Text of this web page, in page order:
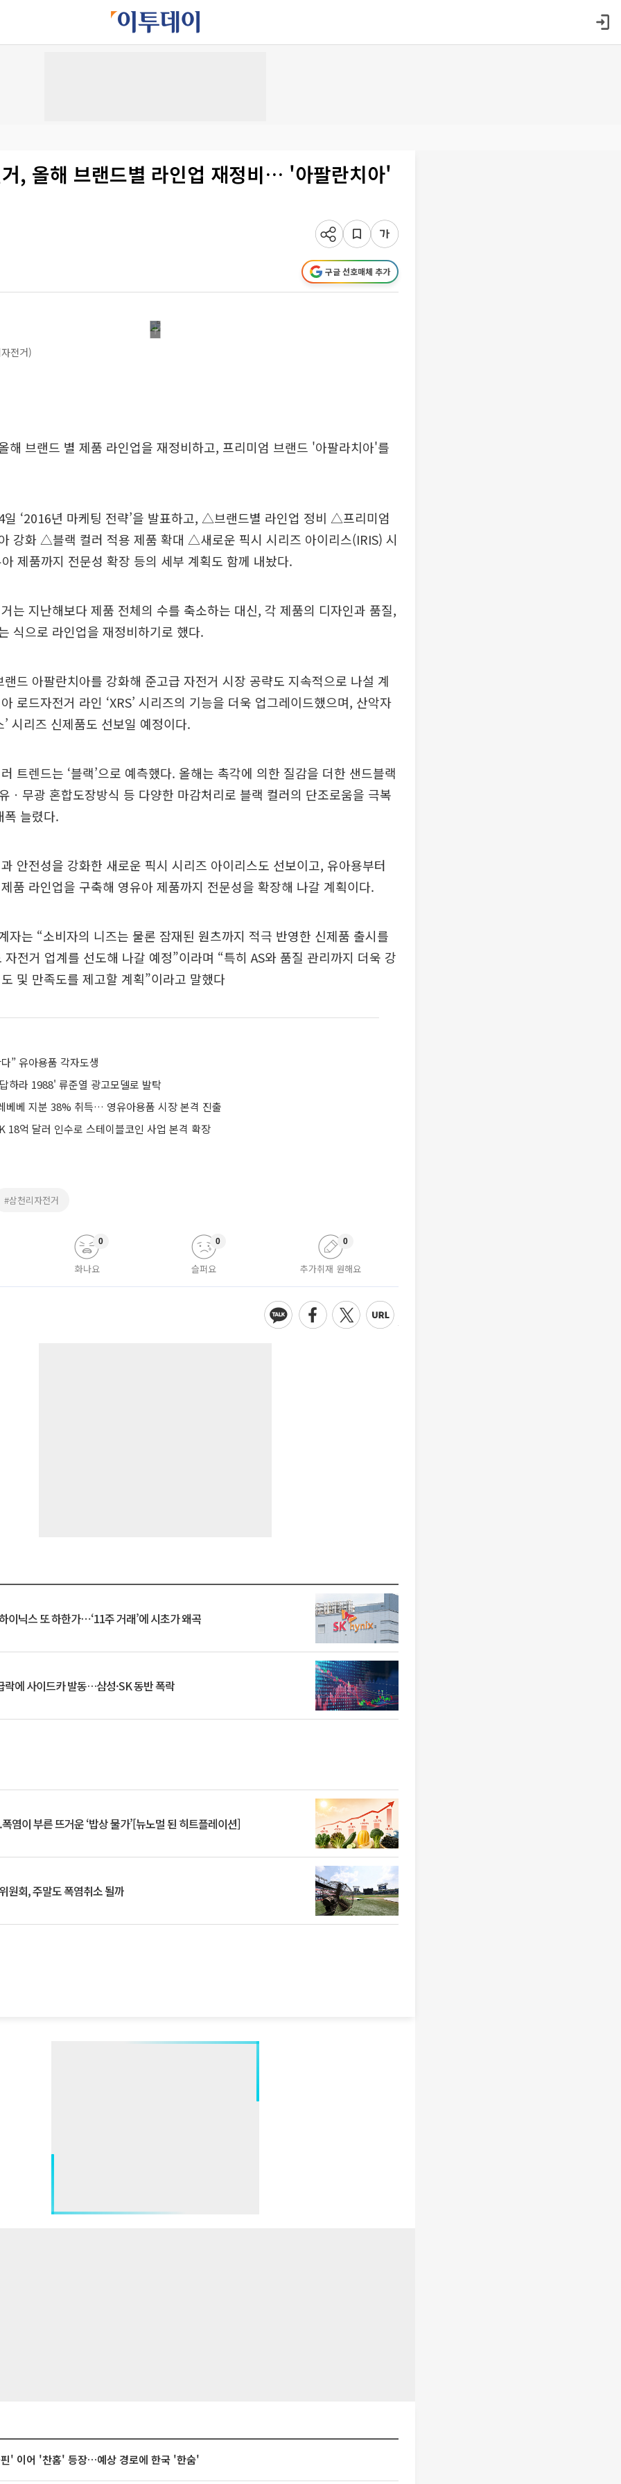
, 올해 브랜드별 라인업 재정비… '아팔란치아'
구글 선호매체 추가
전거)
해 브랜드 별 제품 라인업을 재정비하고, 프리미엄 브랜드 '아팔라치아'를
일 ‘2016년 마케팅 전략’을 발표하고, △브랜드별 라인업 정비 △프리미엄
강화 △블랙 컬러 적용 제품 확대 △새로운 픽시 시리즈 아이리스(IRIS) 시
제품까지 전문성 확장 등의 세부 계획도 함께 내놨다.
는 지난해보다 제품 전체의 수를 축소하는 대신, 각 제품의 디자인과 품질,
식으로 라인업을 재정비하기로 했다.
드 아팔란치아를 강화해 준고급 자전거 시장 공략도 지속적으로 나설 계
로드자전거 라인 ‘XRS’ 시리즈의 기능을 더욱 업그레이드했으며, 산악자
’ 시리즈 신제품도 선보일 예정이다.
트렌드는 ‘블랙’으로 예측했다. 올해는 촉각에 의한 질감을 더한 샌드블랙
무광 혼합도장방식 등 다양한 마감처리로 블랙 컬러의 단조로움을 극복
폭 늘렸다.
안전성을 강화한 새로운 픽시 시리즈 아이리스도 선보이고, 유아용부터
품 라인업을 구축해 영유아 제품까지 전문성을 확장해 나갈 계획이다.
자는 “소비자의 니즈는 물론 잠재된 원츠까지 적극 반영한 신제품 출시를
전거 업계를 선도해 나갈 예정”이라며 “특히 AS와 품질 관리까지 더욱 강
및 만족도를 제고할 계획”이라고 말했다
” 유아용품 각자도생
하라 1988' 류준열 광고모델로 발탁
베베 지분 38% 취득… 영유아용품 시장 본격 진출
18억 달러 인수로 스테이블코인 사업 본격 확장
#삼천리자전거
화나요
0
슬퍼요
0
추가취재 원해요
0
이닉스 또 하한가⋯‘11주 거래’에 시초가 왜곡
에 사이드카 발동…삼성·SK 동반 폭락
염이 부른 뜨거운 ‘밥상 물가’[뉴노멀 된 히트플레이션]
원회, 주말도 폭염취소 될까
' 이어 '찬홈' 등장…예상 경로에 한국 '한숨'